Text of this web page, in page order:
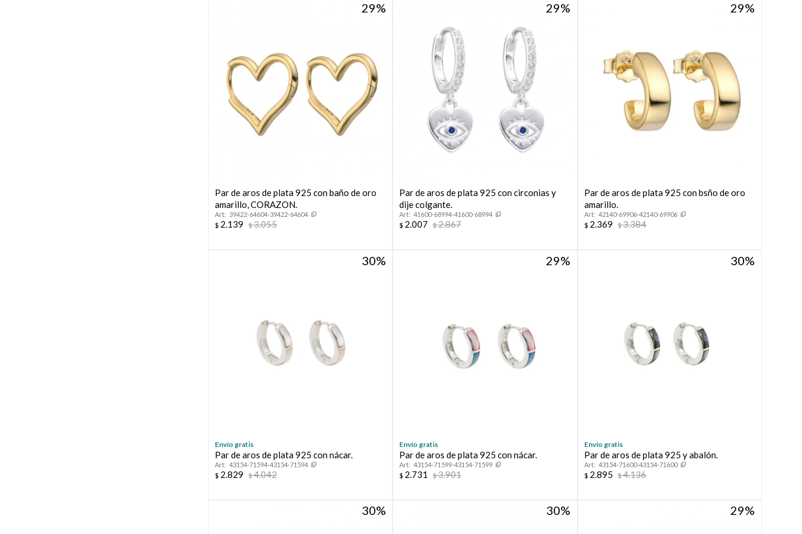
29
Par de aros de plata 925 con baño de oro
amarillo, CORAZON.
39422-64604-39422-64604
$ 2.139 $3.055
29
Par de aros de plata 925 con circonias y
dije colgante.
41600-68994-41600-68994
$ 2.007 $2.867
29
Par de aros de plata 925 con bsño de oro
amarillo.
42140-69906-42140-69906
$ 2.369 $3.384
30
Envío gratis
Par de aros de plata 925 con nácar.
43154-71594-43154-71594
$ 2.829 $4.042
29
Envío gratis
Par de aros de plata 925 con nácar.
43154-71599-43154-71599
$ 2.731 $3.901
30
Envío gratis
Par de aros de plata 925 y abalón.
43154-71600-43154-71600
$ 2.895 $4.136
30 30 29